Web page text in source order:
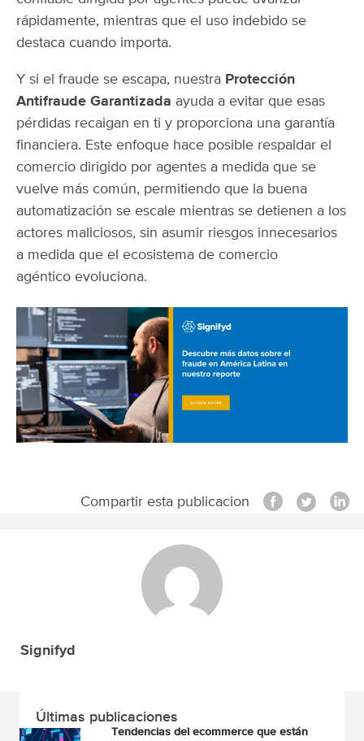
rápidamente, mientras que el uso indebido se
destaca cuando importa.
Y si el fraude se escapa, nuestra Protección
Antifraude Garantizada ayuda a evitar que esas
pérdidas recaigan en ti y proporciona una garantía
financiera. Este enfoque hace posible respaldar el
comercio dirigido por agentes a medida que se
vuelve más común, permitiendo que la buena
automatización se escale mientras se detienen a los
actores maliciosos, sin asumir riesgos innecesarios
a medida que el ecosistema de comercio
agéntico evoluciona.
Compartir esta publicacion
Signifyd
Últimas publicaciones
Tendencias del ecommerce que están